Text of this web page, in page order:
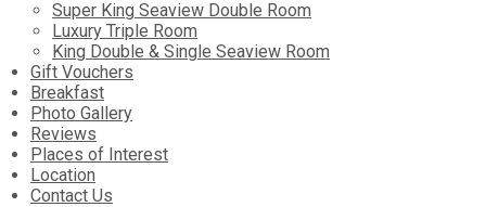
Super King Seaview Double Room
Luxury Triple Room
King Double & Single Seaview Room
Gift Vouchers
Breakfast
Photo Gallery
Reviews
Places of Interest
Location
Contact Us